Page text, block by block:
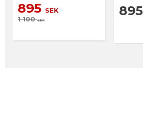
895 SEK
1 100SEK
895